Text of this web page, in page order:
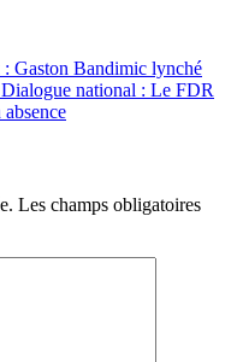
: Gaston Bandimic lynché
Dialogue national : Le FDR
Les champs obligatoires